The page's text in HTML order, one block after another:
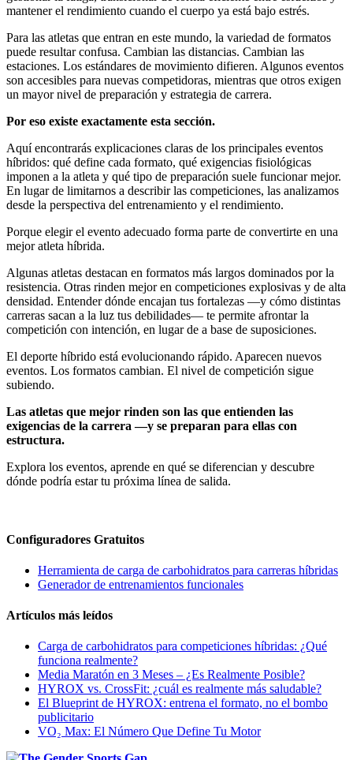
mantener el rendimiento cuando el cuerpo ya está bajo estrés.
Para las atletas que entran en este mundo, la variedad de formatos
puede resultar confusa. Cambian las distancias. Cambian las
estaciones. Los estándares de movimiento difieren. Algunos eventos
son accesibles para nuevas competidoras, mientras que otros exigen
un mayor nivel de preparación y estrategia de carrera.
Por eso existe exactamente esta sección.
Aquí encontrarás explicaciones claras de los principales eventos
híbridos: qué define cada formato, qué exigencias fisiológicas
imponen a la atleta y qué tipo de preparación suele funcionar mejor.
En lugar de limitarnos a describir las competiciones, las analizamos
desde la perspectiva del entrenamiento y el rendimiento.
Porque elegir el evento adecuado forma parte de convertirte en una
mejor atleta híbrida.
Algunas atletas destacan en formatos más largos dominados por la
resistencia. Otras rinden mejor en competiciones explosivas y de alta
densidad. Entender dónde encajan tus fortalezas —y cómo distintas
carreras sacan a la luz tus debilidades— te permite afrontar la
competición con intención, en lugar de a base de suposiciones.
El deporte híbrido está evolucionando rápido. Aparecen nuevos
eventos. Los formatos cambian. El nivel de competición sigue
subiendo.
Las atletas que mejor rinden son las que entienden las
exigencias de la carrera —y se preparan para ellas con
estructura.
Explora los eventos, aprende en qué se diferencian y descubre
dónde podría estar tu próxima línea de salida.
Configuradores Gratuitos
Herramienta de carga de carbohidratos para carreras híbridas
Generador de entrenamientos funcionales
Artículos más leídos
Carga de carbohidratos para competiciones híbridas: ¿Qué
funciona realmente?
Media Maratón en 3 Meses – ¿Es Realmente Posible?
HYROX vs. CrossFit: ¿cuál es realmente más saludable?
El Blueprint de HYROX: entrena el formato, no el bombo
publicitario
VO₂ Max: El Número Que Define Tu Motor